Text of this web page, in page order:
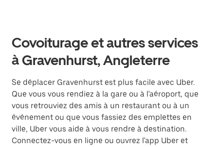
Covoiturage et autres services
à Gravenhurst, Angleterre
Se déplacer Gravenhurst est plus facile avec Uber.
Que vous vous rendiez à la gare ou à l'aéroport, que
vous retrouviez des amis à un restaurant ou à un
événement ou que vous fassiez des emplettes en
ville, Uber vous aide à vous rendre à destination.
Connectez-vous en ligne ou ouvrez l'app Uber et